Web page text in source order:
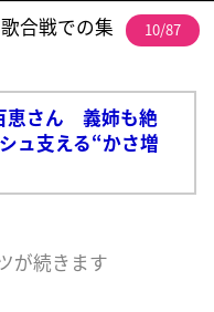
合戦での集
10/87
恵さん 義姉も絶
ュ支える“かさ増
が続きます